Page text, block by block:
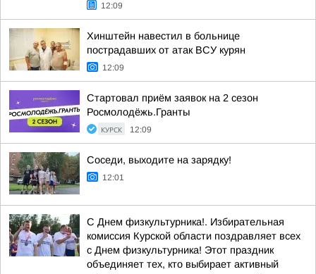
12:09
Хинштейн навестил в больнице
пострадавших от атак ВСУ курян
12:09
Стартовал приём заявок на 2 сезон
Росмолодёжь.Гранты
КУРСК 12:09
Соседи, выходите на зарядку!
12:01
С Днем физкультурника!. Избирательная
комиссия Курской области поздравляет всех
с Днем физкультурника! Этот праздник
объединяет тех, кто выбирает активный